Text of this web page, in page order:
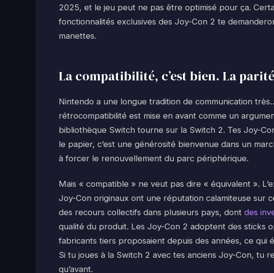
2025, et le jeu peut ne pas être optimisé pour ça.
fonctionnalités exclusives des Joy-Con 2 te
manettes.
La compatibilité, c’est bien. La
Nintendo a une longue tradition de communication
rétrocompatibilité est mise en avant comme un
bibliothèque Switch tourne sur la Switch 2. Tes Joy-
le papier, c’est une générosité bienvenue dans un
à forcer le renouvellement du parc périphérique.
Mais « compatible » ne veut pas dire « équivalent ».
Joy-Con originaux ont une réputation calamiteuse sur
des recours collectifs dans plusieurs pays, dont des
qualité du produit. Les Joy-Con 2 adoptent des sticks
fabricants tiers proposaient depuis des années, ce qui
Si tu joues à la Switch 2 avec tes anciens Joy-Con, tu
qu’avant.